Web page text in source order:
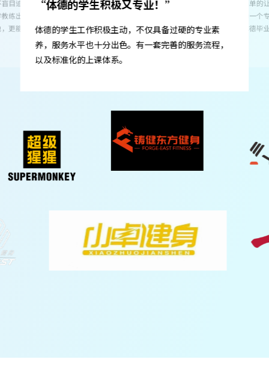
硬的专业素
的服务流程，
们如何成为一个专业的健身教练，不仅是基础训练知
识，所以体德毕业的学生，下一线后能快速上手，适
应期短。
岗前培训就能
础知识学得扎
个月就能拥有稳